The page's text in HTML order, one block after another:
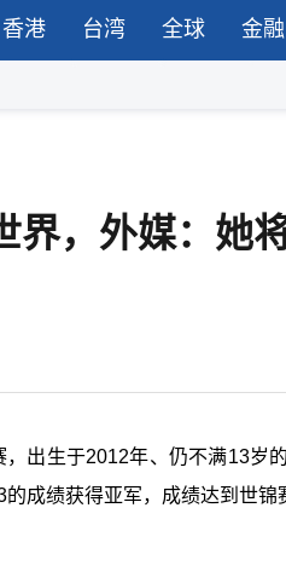
香港 台湾 全球 金融
界，外媒：她
出生于2012年、仍不满13岁
成绩获得亚军，成绩达到世